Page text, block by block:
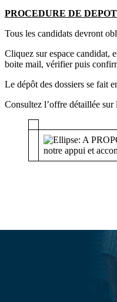
PROCEDURE DE
Tous les candidats devront
Cliquez sur espace candidat,
boite mail, vérifier puis
Le dépôt des dossiers se fait
Consultez l’offre détaillée